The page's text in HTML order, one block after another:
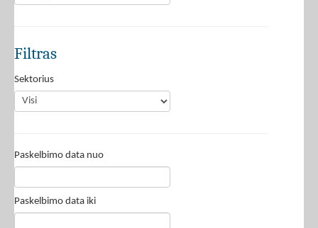
Filtras
Sektorius
Paskelbimo data nuo
Paskelbimo data iki